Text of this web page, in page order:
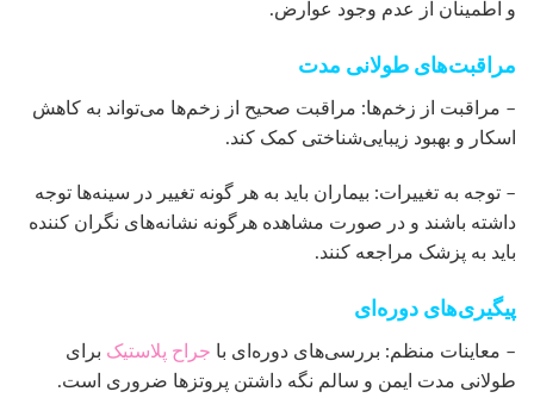
و اطمینان از عدم وجود عوارض.
مراقبت‌های طولانی مدت
– مراقبت از زخم‌ها: مراقبت صحیح از زخم‌ها می‌تواند به کاهش
اسکار و بهبود زیبایی‌شناختی کمک کند.
– توجه به تغییرات: بیماران باید به هر گونه تغییر در سینه‌ها توجه
داشته باشند و در صورت مشاهده هرگونه نشانه‌های نگران کننده
باید به پزشک مراجعه کنند.
پیگیری‌های دوره‌ای
– معاینات منظم: بررسی‌های دوره‌ای با جراح پلاستیک برای
طولانی مدت ایمن و سالم نگه داشتن پروتزها ضروری است.